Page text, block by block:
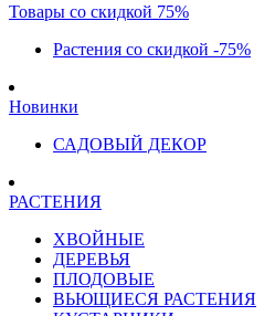
Товары со скидкой 75%
Растения со скидкой -75%
Новинки
САДОВЫЙ ДЕКОР
РАСТЕНИЯ
ХВОЙНЫЕ
ДЕРЕВЬЯ
ПЛОДОВЫЕ
ВЬЮЩИЕСЯ РАСТЕНИЯ